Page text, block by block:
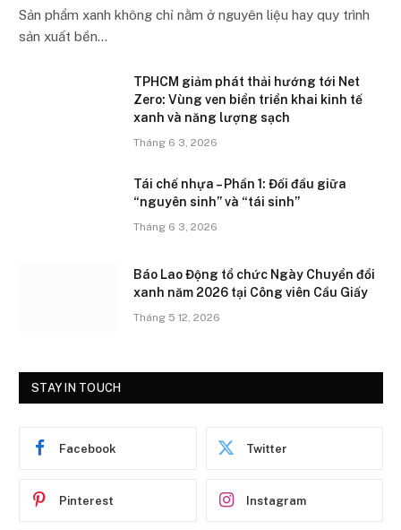
Sản phẩm xanh không chỉ nằm ở nguyên liệu hay quy trình
sản xuất bền…
TPHCM giảm phát thải hướng tới Net
Zero: Vùng ven biển triển khai kinh tế
xanh và năng lượng sạch
Tháng 6 3, 2026
Tái chế nhựa – Phần 1: Đối đầu giữa
“nguyên sinh” và “tái sinh”
Tháng 6 3, 2026
Báo Lao Động tổ chức Ngày Chuyển đổi
xanh năm 2026 tại Công viên Cầu Giấy
Tháng 5 12, 2026
STAY IN TOUCH
Facebook Twitter
Pinterest Instagram